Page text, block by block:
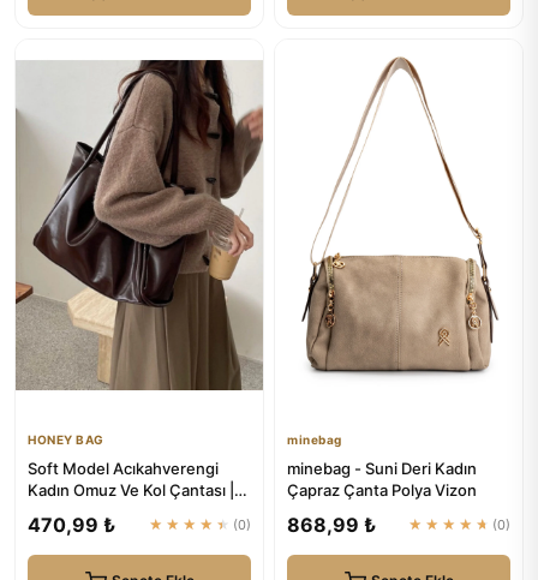
HONEY BAG
Soft Model Acıkahverengi
Kadın Omuz Ve Kol Çantası |
470,99 ₺ ★★★★★ (0)
minebag
minebag - Suni Deri Kadın
Çapraz Çanta Polya Vizon
868,99 ₺ ★★★★★ (0)